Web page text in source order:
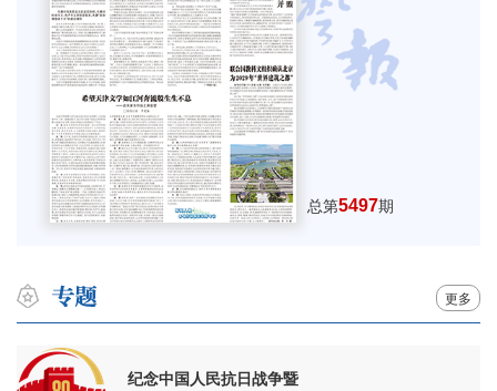
总第5497期
更多
纪念中国人民抗日战争暨